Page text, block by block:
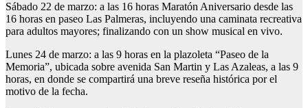
Sábado 22 de marzo: a las 16 horas Maratón Aniversario desde las
16 horas en paseo Las Palmeras, incluyendo una caminata recreativa
para adultos mayores; finalizando con un show musical en vivo.
Lunes 24 de marzo: a las 9 horas en la plazoleta “Paseo de la
Memoria”, ubicada sobre avenida San Martin y Las Azaleas, a las 9
horas, en donde se compartirá una breve reseña histórica por el
motivo de la fecha.